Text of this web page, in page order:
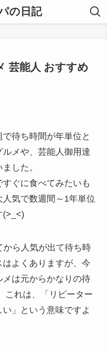
の日記
芸能人 おすすめ
待ち時間が年単位と
メや、芸能人御用達
した。
ぐに食べてみたいも
気で数週間～1年単位
(>_<)
ら人気が出て待ち時
よくありますが、今
は元からかなりの待
これは、「リピーター
」という意味ですよ